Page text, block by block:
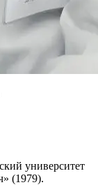
университет
(1979).